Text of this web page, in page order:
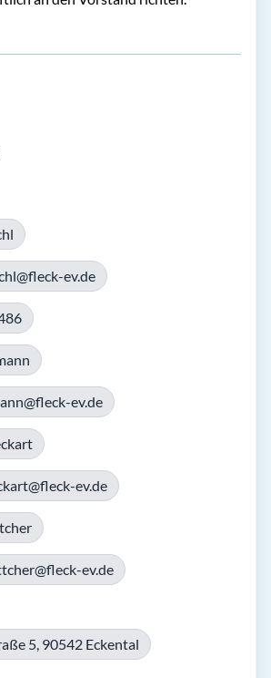
ev.de
ev.de
ev.de
ev.de
5, 90542 Eckental